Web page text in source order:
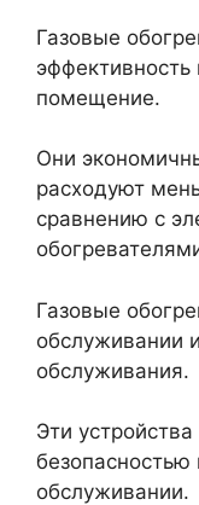
Газовые
эффективность
помещение.
Они
расходуют
сравнению с
Газовые
обслуживании
обслуживания.
Эти
безопасностью
обслуживании.